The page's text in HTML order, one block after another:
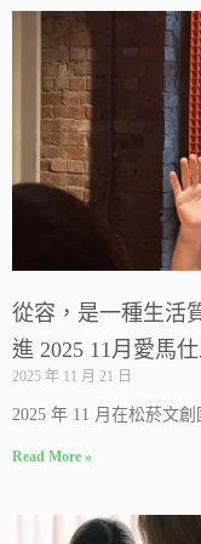
從容，是一種生活
進 2025 11月愛馬
2025 年 11 月 21 日
2025 年 11 月在松菸文
Read More »